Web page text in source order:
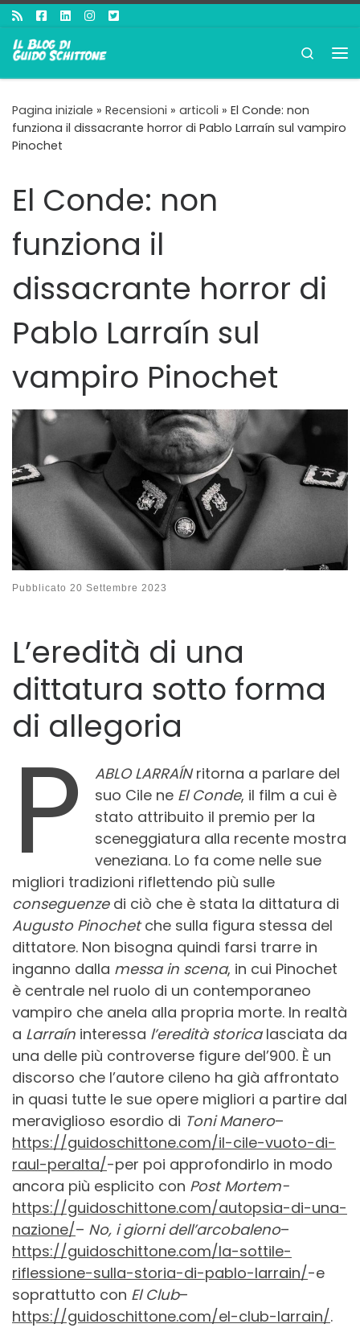
Passa al contenuto
Search
Pagina iniziale » Recensioni » articoli » El Conde: non
funziona il dissacrante horror di Pablo Larraín sul vampiro
Pinochet
El Conde: non
funziona il
dissacrante horror di
Pablo Larraín sul
vampiro Pinochet
Pubblicato 20 Settembre 2023
L’eredità di una
dittatura sotto forma
di allegoria
P ABLO LARRAÍNritorna a parlare del
suo Cile ne El Conde, il film a cui è
stato attribuito il premio per la
sceneggiatura alla recente mostra
veneziana. Lo fa come nelle sue
migliori tradizioni riflettendo più sulle
conseguenzedi ciò che è stata la dittatura di
Augusto Pinochetche sulla figura stessa del
dittatore. Non bisogna quindi farsi trarre in
inganno dalla messa in scena, in cui Pinochet
è centrale nel ruolo di un contemporaneo
vampiro che anela alla propria morte. In realtà
a Larraín interessa l’eredità storicalasciata da
una delle più controverse figure del’900. È un
discorso che l’autore cileno ha già affrontato
in quasi tutte le sue opere migliori a partire dal
meraviglioso esordio di Toni Manero–
https://guidoschittone.com/il-cile-vuoto-di-
raul-peralta/-per poi approfondirlo in modo
ancora più esplicito con Post Mortem-
https://guidoschittone.com/autopsia-di-una-
nazione/– No, i giorni dell’arcobaleno–
https://guidoschittone.com/la-sottile-
riflessione-sulla-storia-di-pablo-larrain/-e
soprattutto con El Club–
https://guidoschittone.com/el-club-larrain/.